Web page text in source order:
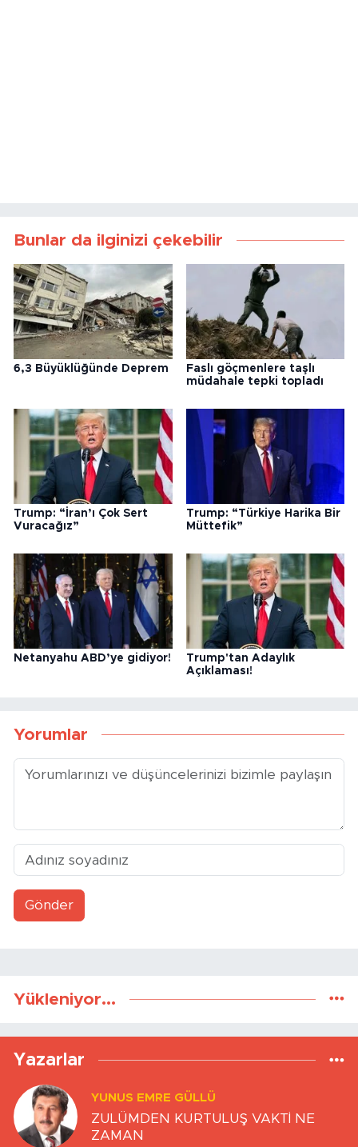
Bunlar da ilginizi çekebilir
6,3 Büyüklüğünde Deprem
Faslı göçmenlere taşlı
müdahale tepki topladı
Trump: “İran’ı Çok Sert
Vuracağız”
Trump: “Türkiye Harika Bir
Müttefik”
Netanyahu ABD’ye gidiyor!
Trump'tan Adaylık
Açıklaması!
Yorumlar
Gönder
Yükleniyor...
Yazarlar
YUNUS EMRE GÜLLÜ
ZULÜMDEN KURTULUŞ VAKTİ NE
ZAMAN